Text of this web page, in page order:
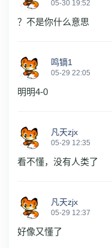
05-30 19:52
？不是你什么意思
鸣镝1
05-29 22:05
明明4-0
凡天zjx
05-29 12:35
看不懂，没有人类了
凡天zjx
05-29 12:37
好像又懂了